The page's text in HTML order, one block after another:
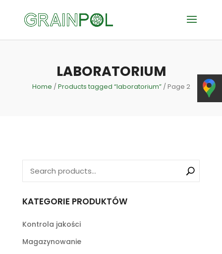
LABORATORIUM
Home /Products tagged “laboratorium”/ Page 2
KATEGORIE PRODUKTÓW
Kontrola jakości
Magazynowanie